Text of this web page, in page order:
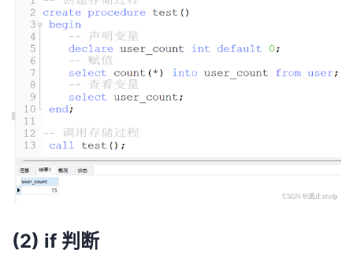
(2) if 判断